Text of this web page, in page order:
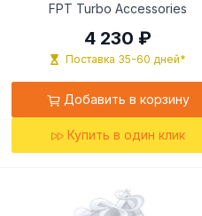
FPT Turbo Accessories
4 230 ₽
Поставка 35-60 дней*
Добавить в корзину
Купить в один клик